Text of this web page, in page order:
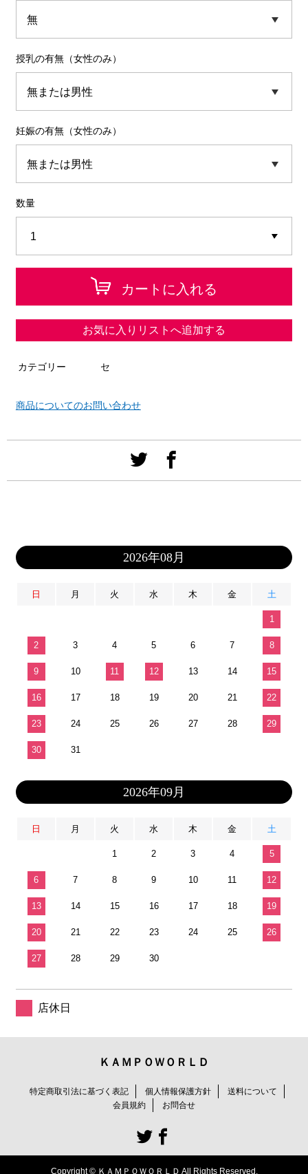
授乳の有無（女性のみ）
妊娠の有無（女性のみ）
数量
カートに入れる
お気に入りリストへ追加する
カテゴリー セ
商品についてのお問い合わせ
2026年08月
日 月 火 水 木 金 土
1
2 3 4 5 6 7 8
9 10 11 12 13 14 15
16 17 18 19 20 21 22
23 24 25 26 27 28 29
30 31
2026年09月
日 月 火 水 木 金 土
1 2 3 4 5
6 7 8 9 10 11 12
13 14 15 16 17 18 19
20 21 22 23 24 25 26
27 28 29 30
店休日
ＫＡＭＰＯＷＯＲＬＤ
特定商取引法に基づく表記 個人情報保護方針
送料について
会員規約
お問合せ
Copyright © ＫＡＭＰＯＷＯＲＬＤ All Rights Reserved.